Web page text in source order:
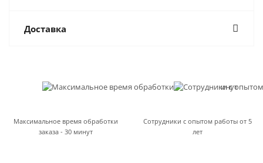
Доставка
Максимальное время обработки
заказа - 30 минут
Сотрудники с опытом работы от 5
лет